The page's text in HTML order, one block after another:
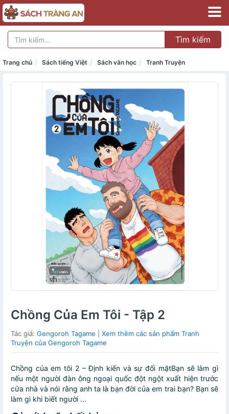
Tìm kiếm
Trang chủ Sách tiếng Việt Sách văn học Tranh Truyện
Chồng Của Em Tôi - Tập 2
Tác giả: Gengoroh Tagame
Xem thêm các sản phẩm Tranh
Truyện của Gengoroh Tagame
Chồng của em tôi 2 – Định kiến và sự đối mặtBạn sẽ làm gì
nếu một người đàn ông ngoại quốc đột ngột xuất hiện trước
cửa nhà và nói rằng anh ta là bạn đời của em trai bạn? Bạn sẽ
làm gì khi biết người ...